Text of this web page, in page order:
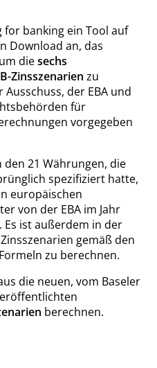
for banking ein Tool auf
Download an, das
diesechs
Zinsszenarien zu
der EBA und
für
vorgegeben
21 Währungen, die
spezifiziert hatte,
europäischen
von der EBA im Jahr
ist außerdem in der
gemäß den
zu berechnen.
die neuen, vom Baseler
berechnen.